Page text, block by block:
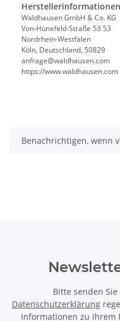
Waldhausen GmbH & Co. KG
Von-Hünefeld-Straße 53 53
Nordrhein-Westfalen
Köln, Deutschland, 50829
anfrage@waldhausen.com
https://www.waldhausen.com
Benachrichtigen, wenn
Bitte senden
Datenschutzerklärung
Informationen zu Ihrem